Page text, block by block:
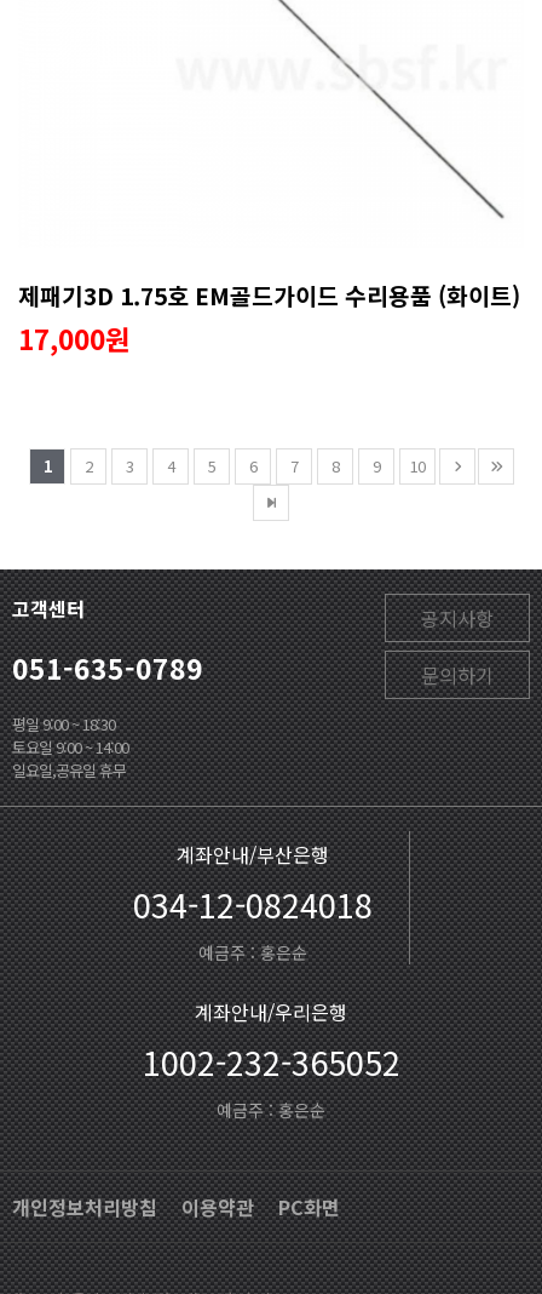
제패기3D 1.75호 EM골드가이드 수리용품 (화이트)
17,000원
1 2 3 4 5 6 7 8 9 10
고객센터
051-635-0789
평일 9:00 ~ 18:30
토요일 9:00 ~ 14:00
일요일,공유일 휴무
공지사항
문의하기
계좌안내/부산은행
034-12-0824018
예금주 : 홍은순
계좌안내/우리은행
1002-232-365052
예금주 : 홍은순
개인정보처리방침 이용약관 PC화면